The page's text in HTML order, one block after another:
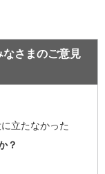
なさまのご意見
立たなかった
？